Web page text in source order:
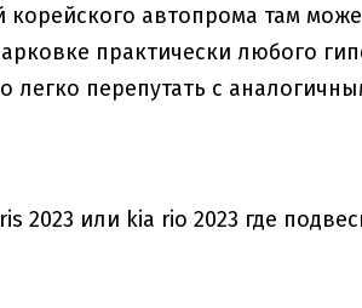
корейского автопрома там
практически любого
легко перепутать с